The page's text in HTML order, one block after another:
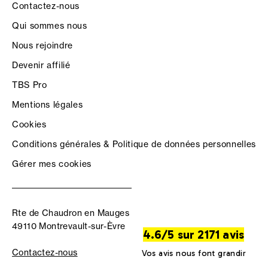
Contactez-nous
Qui sommes nous
Nous rejoindre
Devenir affilié
TBS Pro
Mentions légales
Cookies
Conditions générales & Politique de données personnelles
Gérer mes cookies
Rte de Chaudron en Mauges
49110 Montrevault-sur-Èvre
Contactez-nous
4.6/5 sur 2171 avis
Vos avis nous font grandir